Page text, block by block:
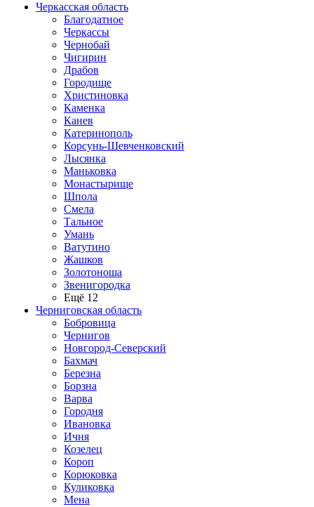
Черкасская область
Благодатное
Черкассы
Чернобай
Чигирин
Драбов
Городище
Христиновка
Каменка
Канев
Катеринополь
Корсунь-Шевченковский
Лысянка
Маньковка
Монастырище
Шпола
Смела
Тальное
Умань
Ватутино
Жашков
Золотоноша
Звенигородка
Ещё 12
Черниговская область
Бобровица
Чернигов
Новгород-Северский
Бахмач
Березна
Борзна
Варва
Городня
Ивановка
Ичня
Козелец
Короп
Корюковка
Куликовка
Мена